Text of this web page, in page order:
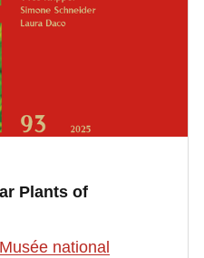
Plants of
Musée national